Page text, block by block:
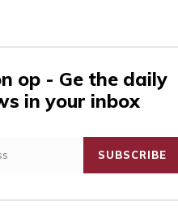
op - Ge the daily
in your inbox
SUBSCRIBE